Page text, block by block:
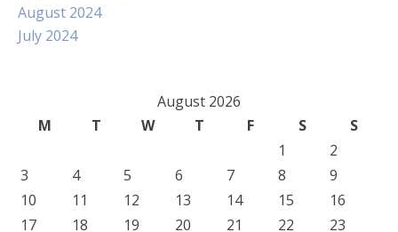
August 2024
July 2024
August 2026
M
T W T F S
S
1
2
3
4 5 6 7 8
9
10
11 12 13 14 15
16
17
18 19 20 21 22 23